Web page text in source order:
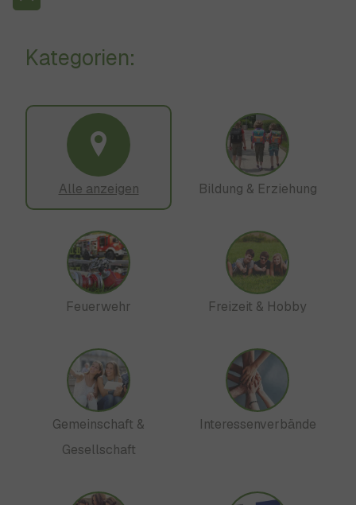
Kategorien:
Alle anzeigen Bildung & Erziehung
Feuerwehr Freizeit & Hobby
Gemeinschaft &
Gesellschaft
Interessenverbände